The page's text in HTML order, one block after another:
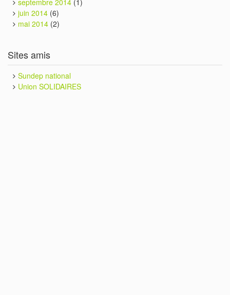
juin 2014 (6)
mai 2014 (2)
Sites amis
Sundep national
Union SOLIDAIRES